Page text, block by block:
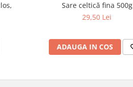
Sare celtică fina 500g
29,50 Lei
ADAUGA IN COS